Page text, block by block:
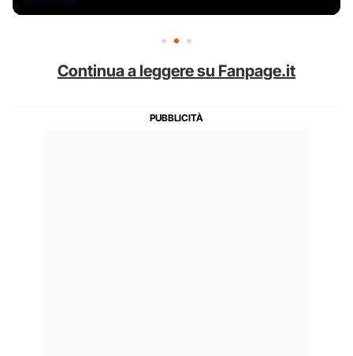
Continua a leggere su Fanpage.it